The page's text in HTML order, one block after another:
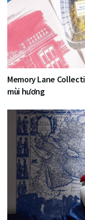
Memory Lane
mùi hương